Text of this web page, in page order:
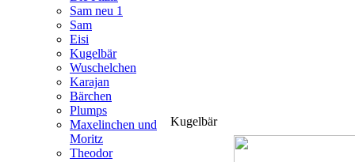
Sam neu 1
Sam
Eisi
Kugelbär
Wuschelchen
Karajan
Bärchen
Plumps
Maxelinchen und
Moritz
Theodor
Kugelbär